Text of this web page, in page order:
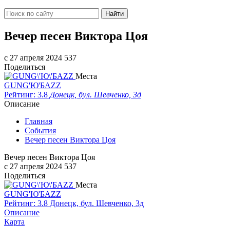
Найти
Вечер песен Виктора Цоя
c 27 апреля 2024 537
Поделиться
Места
GUNG'Ю'БAZZ
Рейтинг: 3.8 Донецк, бул. Шевченко, 3д
Описание
Главная
События
Вечер песен Виктора Цоя
Вечер песен Виктора Цоя
c 27 апреля 2024 537
Поделиться
Места
GUNG'Ю'БAZZ
Рейтинг: 3.8 Донецк, бул. Шевченко, 3д
Описание
Карта